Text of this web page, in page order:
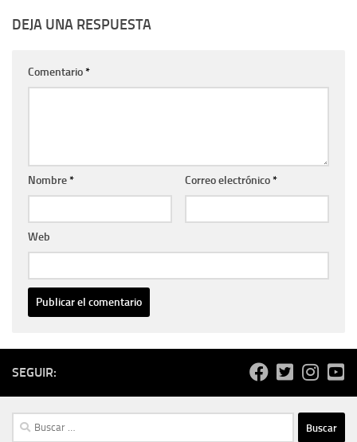
DEJA UNA RESPUESTA
Comentario*
Nombre* Correo electrónico*
Web
SEGUIR:
Buscar: